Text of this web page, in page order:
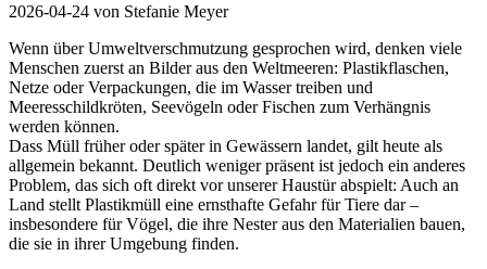
2026-04-24 von Stefanie Meyer
Wenn über Umweltverschmutzung gesprochen wird, denken viele
Menschen zuerst an Bilder aus den Weltmeeren: Plastikflaschen,
Netze oder Verpackungen, die im Wasser treiben und
Meeresschildkröten, Seevögeln oder Fischen zum Verhängnis
werden können.
Dass Müll früher oder später in Gewässern landet, gilt heute als
allgemein bekannt. Deutlich weniger präsent ist jedoch ein anderes
Problem, das sich oft direkt vor unserer Haustür abspielt: Auch an
Land stellt Plastikmüll eine ernsthafte Gefahr für Tiere dar –
insbesondere für Vögel, die ihre Nester aus den Materialien bauen,
die sie in ihrer Umgebung finden.